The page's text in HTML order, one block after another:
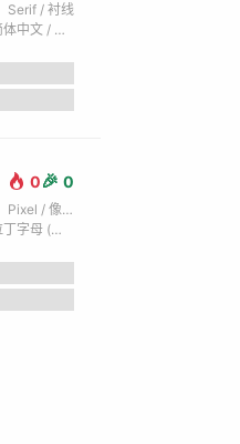
Serif / 衬线
简体中文 / 拉丁字母 (英) / 谚文
0🎉 0
Pixel / 像素
拉丁字母 (英) / 西里尔字母 (俄) / 希腊文